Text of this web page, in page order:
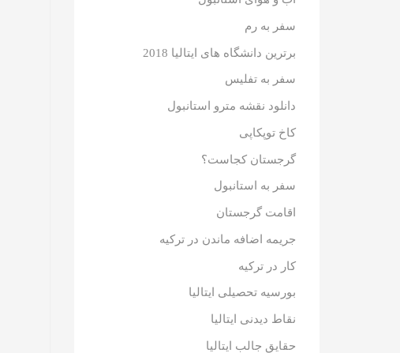
سفر به رم
برترین دانشگاه های ایتالیا 2018
سفر به تفلیس
دانلود نقشه مترو استانبول
کاخ توپکاپی
گرجستان کجاست؟
سفر به استانبول
اقامت گرجستان
جریمه اضافه ماندن در ترکیه
کار در ترکیه
بورسیه تحصیلی ایتالیا
نقاط دیدنی ایتالیا
حقایق جالب ایتالیا